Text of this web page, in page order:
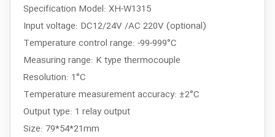
Specification Model: XH-W1315
Input voltage: DC12/24V /AC 220V (optional)
Temperature control range: -99-999°C
Measuring range: K type thermocouple
Resolution: 1°C
Temperature measurement accuracy: ±2°C
Output type: 1 relay output
Size: 79*54*21mm